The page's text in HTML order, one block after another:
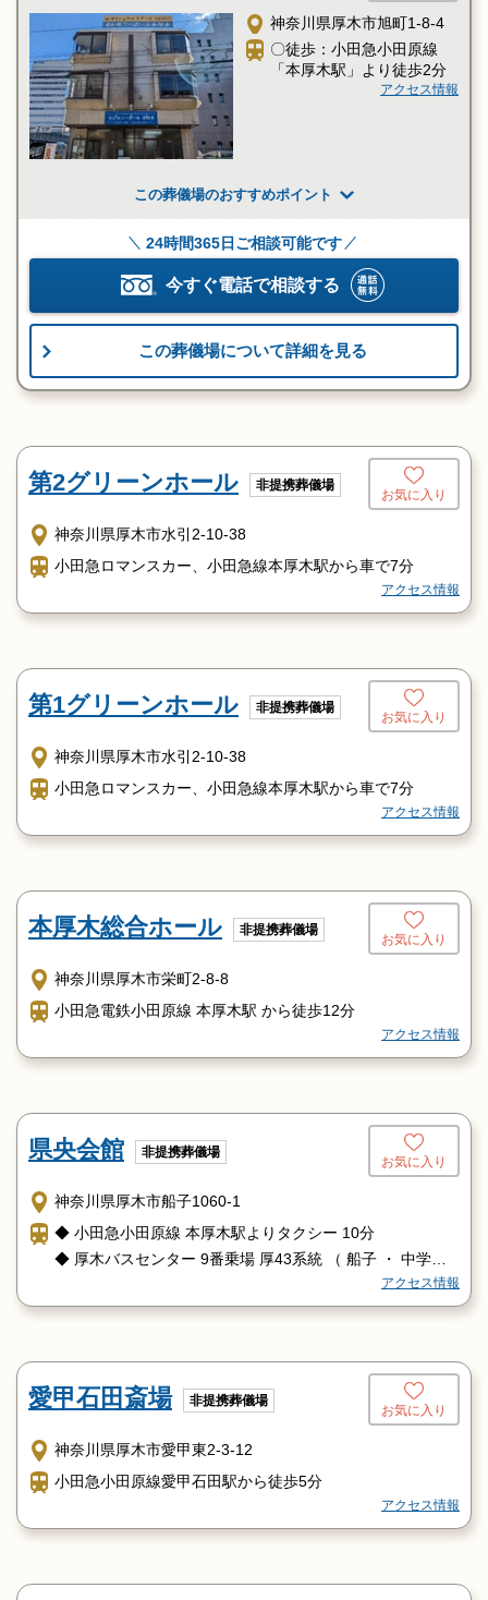
神奈川県厚木市旭町1-8-4
〇徒歩：小田急小田原線
「本厚木駅」より徒歩2分
アクセス情報
この葬儀場のおすすめポイント
24時間365日ご相談可能です
今すぐ電話で相談する
この葬儀場について詳細を見る
第2グリーンホール 非提携葬儀場
お気に入り
神奈川県厚木市水引2-10-38
小田急ロマンスカー、小田急線本厚木駅から車で7分
アクセス情報
第1グリーンホール 非提携葬儀場
お気に入り
神奈川県厚木市水引2-10-38
小田急ロマンスカー、小田急線本厚木駅から車で7分
アクセス情報
本厚木総合ホール 非提携葬儀場
お気に入り
神奈川県厚木市栄町2-8-8
小田急電鉄小田原線 本厚木駅 から徒歩12分
アクセス情報
県央会館 非提携葬儀場
お気に入り
神奈川県厚木市船子1060-1
◆ 小田急小田原線 本厚木駅よりタクシー 10分
◆ 厚木バスセンター 9番乗場 厚43系統 （ 船子 ・ 中学校
「森の里」行に乗車し、「農大入口」バス停で下車 徒歩2
アクセス情報
愛甲石田斎場 非提携葬儀場
お気に入り
神奈川県厚木市愛甲東2-3-12
小田急小田原線愛甲石田駅から徒歩5分
アクセス情報